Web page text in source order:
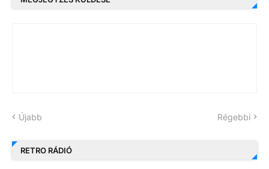
Újabb Régebbi
RETRO RÁDIÓ